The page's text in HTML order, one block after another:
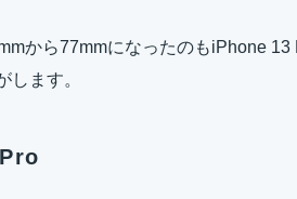
から77mmになったのもiPhone
します。